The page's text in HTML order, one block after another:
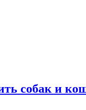
собак и